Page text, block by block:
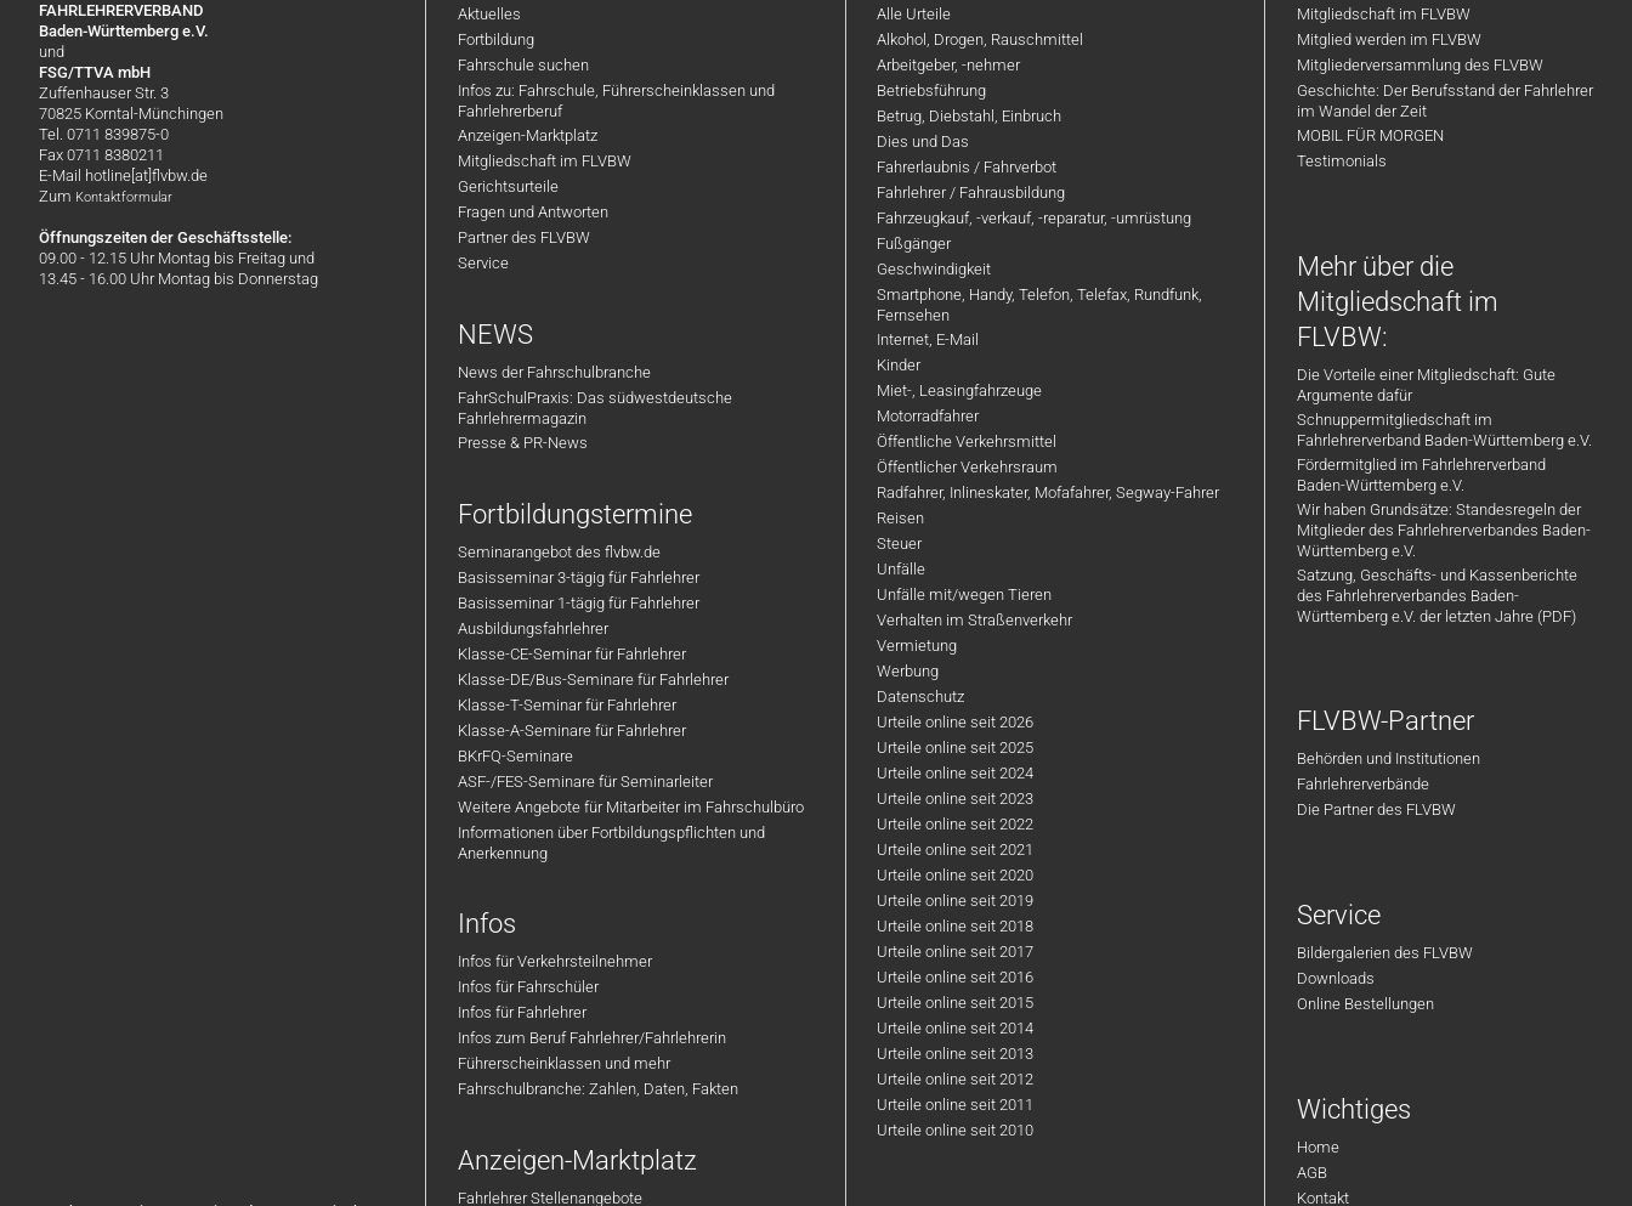
FAHRLEHRERVERBAND
Baden-Württemberg e.V.
und
FSG/TTVA mbH
Zuffenhauser Str. 3
70825 Korntal-Münchingen
Tel. 0711 839875-0
Fax 0711 8380211
E-Mail hotline[at]flvbw.de
Zum Kontaktformular
Öffnungszeiten der Geschäftsstelle:
09.00 - 12.15 Uhr Montag bis Freitag und
13.45 - 16.00 Uhr Montag bis Donnerstag
Aktuelles
Fortbildung
Fahrschule suchen
Infos zu: Fahrschule, Führerscheinklassen und
Fahrlehrerberuf
Anzeigen-Marktplatz
Mitgliedschaft im FLVBW
Gerichtsurteile
Fragen und Antworten
Partner des FLVBW
Service
NEWS
News der Fahrschulbranche
FahrSchulPraxis: Das südwestdeutsche
Fahrlehrermagazin
Presse & PR-News
Fortbildungstermine
Seminarangebot des flvbw.de
Basisseminar 3-tägig für Fahrlehrer
Basisseminar 1-tägig für Fahrlehrer
Ausbildungsfahrlehrer
Klasse-CE-Seminar für Fahrlehrer
Klasse-DE/Bus-Seminare für Fahrlehrer
Klasse-T-Seminar für Fahrlehrer
Klasse-A-Seminare für Fahrlehrer
BKrFQ-Seminare
ASF-/FES-Seminare für Seminarleiter
Weitere Angebote für Mitarbeiter im Fahrschulbüro
Informationen über Fortbildungspflichten und
Anerkennung
Infos
Infos für Verkehrsteilnehmer
Infos für Fahrschüler
Infos für Fahrlehrer
Infos zum Beruf Fahrlehrer/Fahrlehrerin
Führerscheinklassen und mehr
Fahrschulbranche: Zahlen, Daten, Fakten
Anzeigen-Marktplatz
Fahrlehrer Stellenangebote
Alle Urteile
Alkohol, Drogen, Rauschmittel
Arbeitgeber, -nehmer
Betriebsführung
Betrug, Diebstahl, Einbruch
Dies und Das
Fahrerlaubnis / Fahrverbot
Fahrlehrer / Fahrausbildung
Fahrzeugkauf, -verkauf, -reparatur, -umrüstung
Fußgänger
Geschwindigkeit
Smartphone, Handy, Telefon, Telefax, Rundfunk,
Fernsehen
Internet, E-Mail
Kinder
Miet-, Leasingfahrzeuge
Motorradfahrer
Öffentliche Verkehrsmittel
Öffentlicher Verkehrsraum
Radfahrer, Inlineskater, Mofafahrer, Segway-Fahrer
Reisen
Steuer
Unfälle
Unfälle mit/wegen Tieren
Verhalten im Straßenverkehr
Vermietung
Werbung
Datenschutz
Urteile online seit 2026
Urteile online seit 2025
Urteile online seit 2024
Urteile online seit 2023
Urteile online seit 2022
Urteile online seit 2021
Urteile online seit 2020
Urteile online seit 2019
Urteile online seit 2018
Urteile online seit 2017
Urteile online seit 2016
Urteile online seit 2015
Urteile online seit 2014
Urteile online seit 2013
Urteile online seit 2012
Urteile online seit 2011
Urteile online seit 2010
Mitgliedschaft im FLVBW
Mitglied werden im FLVBW
Mitgliederversammlung des FLVBW
Geschichte: Der Berufsstand der Fahrlehrer
im Wandel der Zeit
MOBIL FÜR MORGEN
Testimonials
Mehr über die
Mitgliedschaft im
FLVBW:
Die Vorteile einer Mitgliedschaft: Gute
Argumente dafür
Schnuppermitgliedschaft im
Fahrlehrerverband Baden-Württemberg e.V.
Fördermitglied im Fahrlehrerverband
Baden-Württemberg e.V.
Wir haben Grundsätze: Standesregeln der
Mitglieder des Fahrlehrerverbandes Baden-
Württemberg e.V.
Satzung, Geschäfts- und Kassenberichte
des Fahrlehrerverbandes Baden-
Württemberg e.V. der letzten Jahre (PDF)
FLVBW-Partner
Behörden und Institutionen
Fahrlehrerverbände
Die Partner des FLVBW
Service
Bildergalerien des FLVBW
Downloads
Online Bestellungen
Wichtiges
Home
AGB
Kontakt